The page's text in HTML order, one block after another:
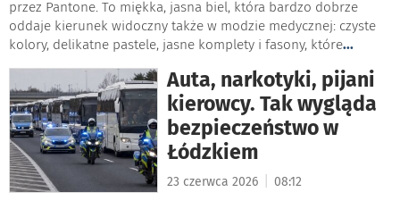
przez Pantone. To miękka, jasna biel, która bardzo dobrze
oddaje kierunek widoczny także w modzie medycznej: czyste
kolory, delikatne pastele, jasne komplety i fasony, które...
Auta, narkotyki, pijani
kierowcy. Tak wygląda
bezpieczeństwo w
Łódzkiem
23 czerwca 2026 08:12